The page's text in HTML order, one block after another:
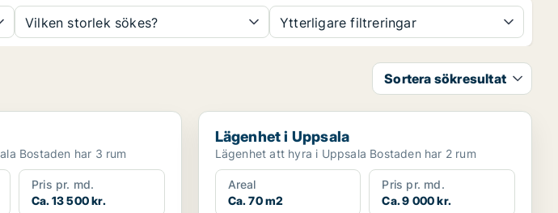
Vilken storlek sökes? Ytterligare filtreringar
Sortera sökresultat
Lägenhet att hyra i Uppsala Bostaden har 3 rum
Pris pr. md.
Ca. 13 500 kr.
Lägenhet i Uppsala
Lägenhet i Uppsala
Lägenhet att hyra i Uppsala Bostaden har 2 rum
Areal
Ca. 70 m2
Pris pr. md.
Ca. 9 000 kr.